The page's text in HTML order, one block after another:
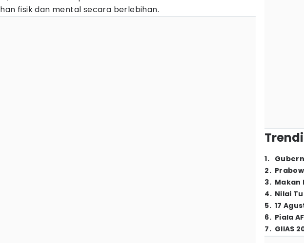
fisik dan mental secara berlebihan.
1.
2.
3. Makan
4. Nilai
5. 17
6. Piala
7. GIIAS